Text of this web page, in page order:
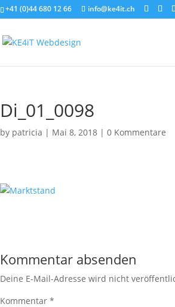
+41 (0)44 680 12 66 info@ke4it.ch
Di_01_0098
by patricia | Mai 8, 2018 |0 Kommentare
Kommentar absenden
Deine E-Mail-Adresse wird nicht
Kommentar*